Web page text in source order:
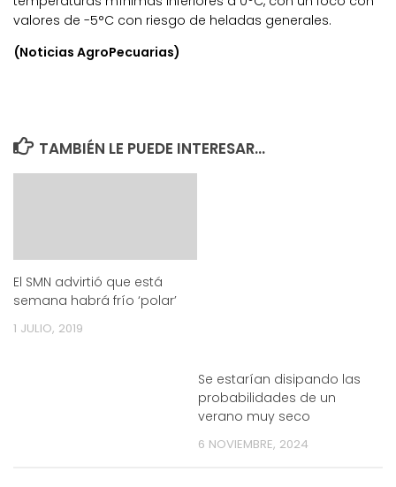
valores de -5°C con riesgo de heladas generales.
(Noticias AgroPecuarias)
TAMBIÉN LE PUEDE INTERESAR...
El SMN advirtió que está
semana habrá frío ‘polar’
1 JULIO, 2019
Se estarían disipando las
probabilidades de un
verano muy seco
6 NOVIEMBRE, 2024